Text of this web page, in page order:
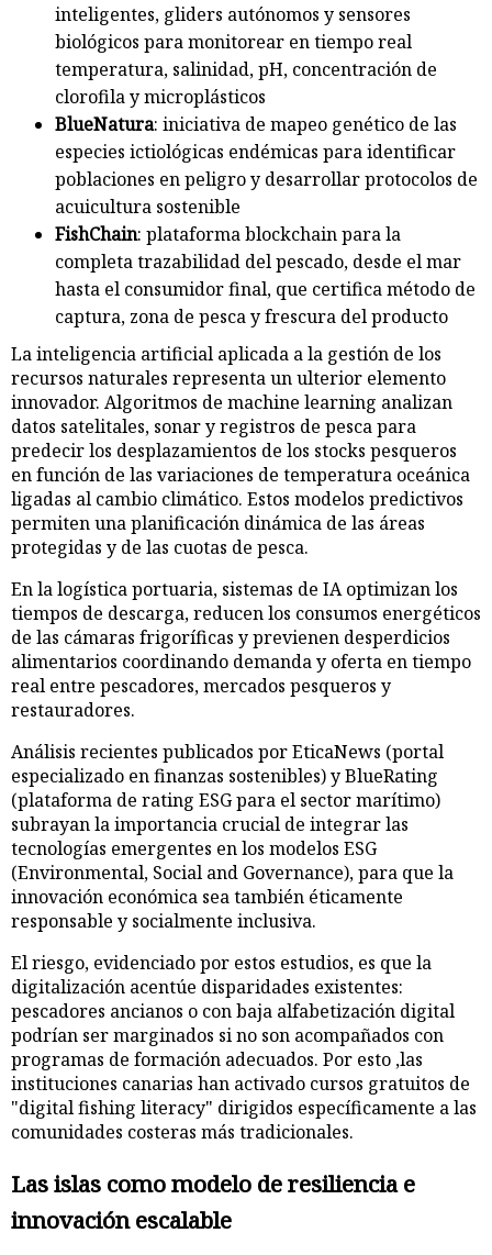
inteligentes, gliders autónomos y sensores
biológicos para monitorear en tiempo real
temperatura, salinidad, pH, concentración de
clorofila y microplásticos
BlueNatura: iniciativa de mapeo genético de las
especies ictiológicas endémicas para identificar
poblaciones en peligro y desarrollar protocolos de
acuicultura sostenible
FishChain: plataforma blockchain para la
completa trazabilidad del pescado, desde el mar
hasta el consumidor final, que certifica método de
captura, zona de pesca y frescura del producto
La inteligencia artificial aplicada a la gestión de los
recursos naturales representa un ulterior elemento
innovador. Algoritmos de machine learning analizan
datos satelitales, sonar y registros de pesca para
predecir los desplazamientos de los stocks pesqueros
en función de las variaciones de temperatura oceánica
ligadas al cambio climático. Estos modelos predictivos
permiten una planificación dinámica de las áreas
protegidas y de las cuotas de pesca.
En la logística portuaria, sistemas de IA optimizan los
tiempos de descarga, reducen los consumos energéticos
de las cámaras frigoríficas y previenen desperdicios
alimentarios coordinando demanda y oferta en tiempo
real entre pescadores, mercados pesqueros y
restauradores.
Análisis recientes publicados por EticaNews (portal
especializado en finanzas sostenibles) y BlueRating
(plataforma de rating ESG para el sector marítimo)
subrayan la importancia crucial de integrar las
tecnologías emergentes en los modelos ESG
(Environmental, Social and Governance), para que la
innovación económica sea también éticamente
responsable y socialmente inclusiva.
El riesgo, evidenciado por estos estudios, es que la
digitalización acentúe disparidades existentes:
pescadores ancianos o con baja alfabetización digital
podrían ser marginados si no son acompañados con
programas de formación adecuados. Por esto ,las
instituciones canarias han activado cursos gratuitos de
"digital fishing literacy" dirigidos específicamente a las
comunidades costeras más tradicionales.
Las islas como modelo de resiliencia e
innovación escalable